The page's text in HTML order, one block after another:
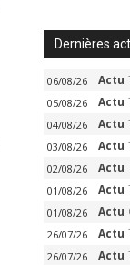
Dernières
06/08/26 Actu
05/08/26 Actu
04/08/26 Actu
03/08/26 Actu
02/08/26 Actu
01/08/26 Actu
01/08/26 Actu
26/07/26 Actu
26/07/26 Actu